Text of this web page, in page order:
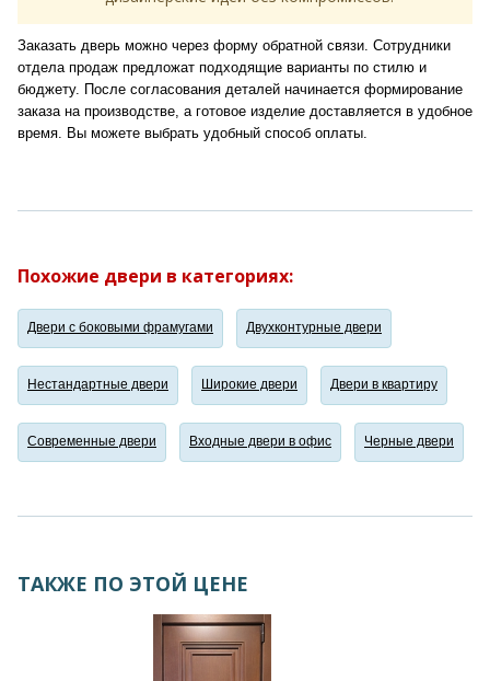
Заказать дверь можно через форму обратной связи. Сотрудники
отдела продаж предложат подходящие варианты по стилю и
бюджету. После согласования деталей начинается формирование
заказа на производстве, а готовое изделие доставляется в удобное
время. Вы можете выбрать удобный способ оплаты.
Похожие двери в категориях:
Двери с боковыми фрамугами Двухконтурные двери
Нестандартные двери Широкие двери Двери в квартиру
Современные двери Входные двери в офис Черные двери
ТАКЖЕ ПО ЭТОЙ ЦЕНЕ